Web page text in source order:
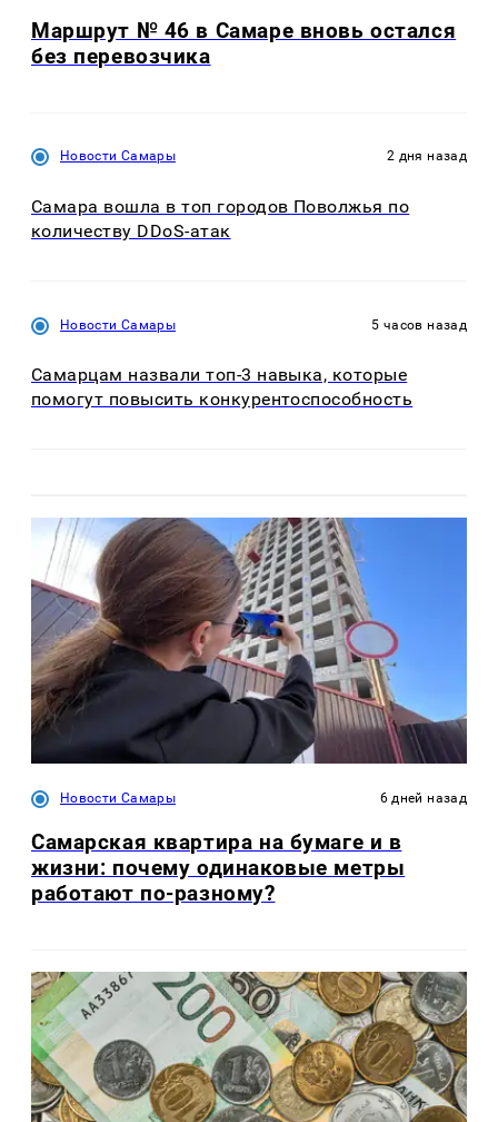
Маршрут № 46 в Самаре вновь остался
без перевозчика
Новости Самары 2 дня назад
Самара вошла в топ городов Поволжья по
количеству DDoS-атак
Новости Самары 5 часов назад
Самарцам назвали топ-3 навыка, которые
помогут повысить конкурентоспособность
Новости Самары 6 дней назад
Самарская квартира на бумаге и в
жизни: почему одинаковые метры
работают по-разному?